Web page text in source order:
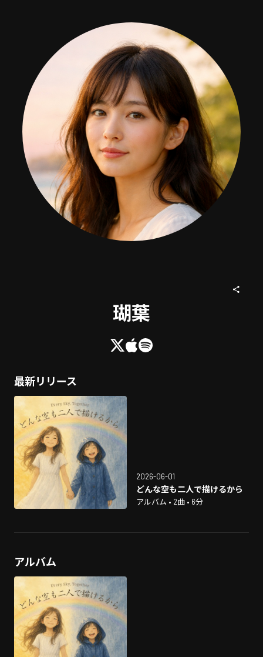
瑚葉
最新リリース
2026-06-01
どんな空も二人で描けるから
アルバム • 2曲 • 6分
アルバム